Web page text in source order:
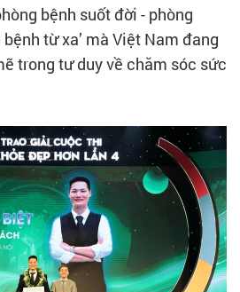
bệnh suốt đời - phòng
từ xa’ mà Việt Nam đang
trong tư duy về chăm sóc sức